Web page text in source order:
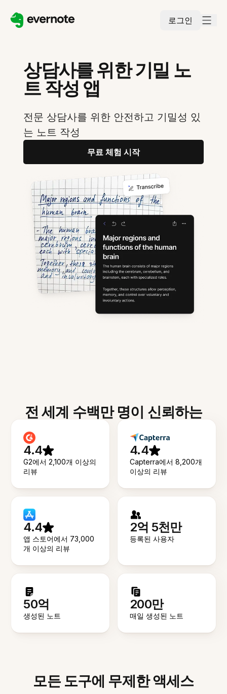
로그인
상담사를 위한 기밀 노
트 작성 앱
전문 상담사를 위한 안전하고 기밀성 있
는 노트 작성
무료 체험 시작
전 세계 수백만 명이 신뢰하는
4.4
G2에서 2,100개 이상의
리뷰
4.4
Capterra에서 8,200개
이상의 리뷰
4.4
앱 스토어에서 73,000
개 이상의 리뷰
2억 5천만
등록된 사용자
50억
생성된 노트
200만
매일 생성된 노트
모든 도구에 무제한 액세스